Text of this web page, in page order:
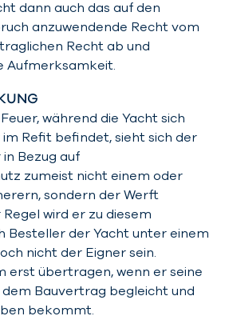
dann auch das auf den
anzuwendende Recht vom
Recht ab und
während die Yacht sich
Refit befindet, sieht sich der
Bezug auf
zumeist nicht einem oder
sondern der Werft
wird er zu diesem
Besteller der Yacht unter einem
nicht der Eigner sein.
erst übertragen, wenn er seine
Bauvertrag begleicht und
bekommt.